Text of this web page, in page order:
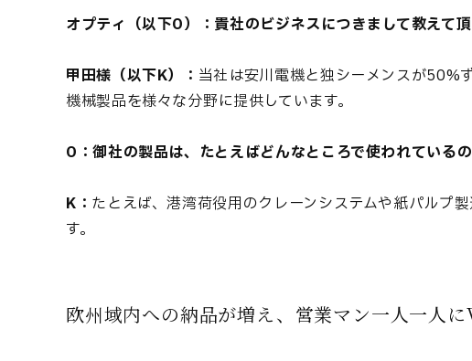
オプティ（以下O）：貴社のビジネスにつきまして教えて頂
甲田様（以下K）： 当社は安川電機と独シーメンスが50%
機械製品を様々な分野に提供しています。
O：御社の製品は、たとえばどんなところで使われているの
K： たとえば、港湾荷役用のクレーンシステムや紙パルプ
す。
欧州域内への納品が増え、営業マン一人一人